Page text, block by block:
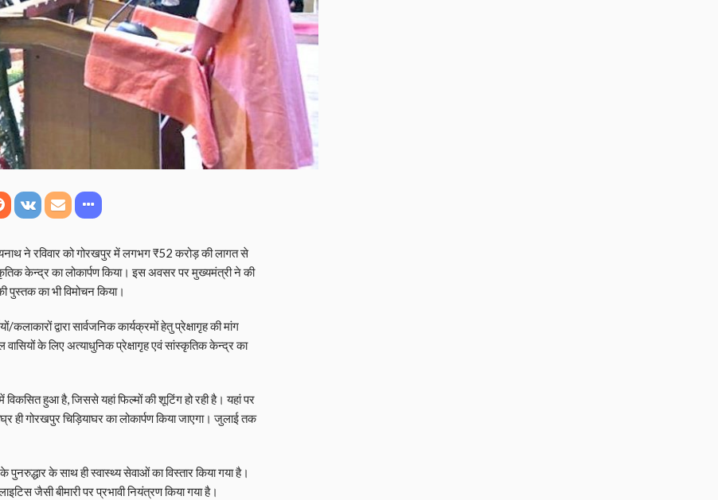
ने रविवार को गोरखपुर में लगभग ₹52 करोड़ की लागत से
केन्द्र का लोकार्पण किया। इस अवसर पर मुख्यमंत्री ने की
पुस्तक का भी विमोचन किया।
द्वारा सार्वजनिक कार्यक्रमों हेतु प्रेक्षागृह की मांग
के लिए अत्याधुनिक प्रेक्षागृह एवं सांस्कृतिक केन्द्र का
हुआ है, जिससे यहां फिल्मों की शूटिंग हो रही है। यहां पर
ही गोरखपुर चिड़ियाघर का लोकार्पण किया जाएगा। जुलाई तक
के साथ ही स्वास्थ्य सेवाओं का विस्तार किया गया है।
जैसी बीमारी पर प्रभावी नियंत्रण किया गया है।